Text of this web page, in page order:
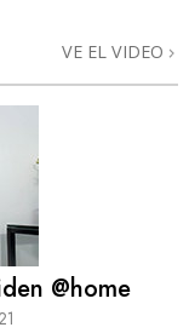
VE EL VIDEO
@home